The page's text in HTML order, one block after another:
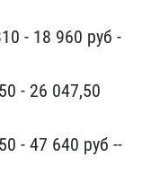
- 18 96​0 руб -
​- 26 047,50
- 47 640 р​уб --